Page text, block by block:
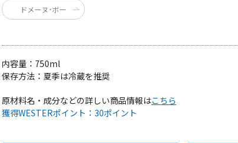
内容量： 750ml
保存方法： 夏季は冷蔵を推奨
獲得WESTERポイント： 30ポイント
原材料名・成分などの詳しい商品情報はこちら
ドメーヌ･ボー